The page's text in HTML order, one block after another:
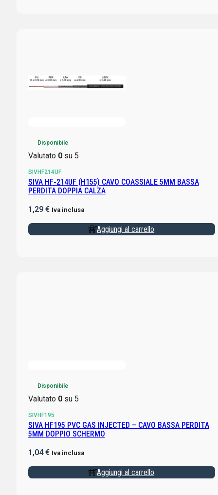
Disponibile
Valutato 0su 5
SIVHF214UF
SIVA HF-214UF (H155) CAVO COASSIALE 5MM BASSA
PERDITA DOPPIA CALZA
1,29 € Iva inclusa
Aggiungi al carrello
Disponibile
Valutato 0su 5
SIVHF195
SIVA HF195 PVC GAS INJECTED – CAVO BASSA PERDITA
5MM DOPPIO SCHERMO
1,04€ Iva inclusa
Aggiungi al carrello